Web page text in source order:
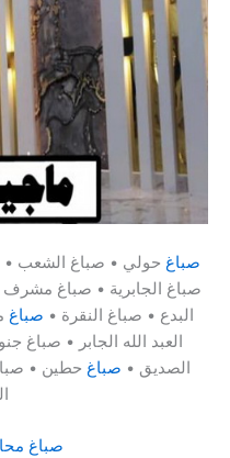
صباغ حولي • صباغ الشعب •
صباغ الجابرية • صباغ مشرف
البدع • صباغ النقرة • صباغ
العبد الله الجابر • صباغ
الصديق • صباغ حطين •
صباغ